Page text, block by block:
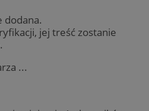
dodana.
jej treść zostanie
...